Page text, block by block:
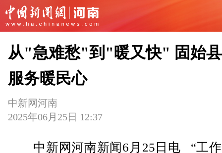
从"急难愁"到"暖又快" 固始
服务暖民心
中新网河南
2025年06月25日 12:37
中新网河南新闻6月25日电 “工作